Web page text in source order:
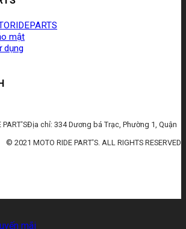
mật
dụng
PART'SĐịa chỉ: 334 Dương bá Trạc, Phường 1, Quận
© 2021 MOTO RIDE PART'S. ALL RIGHTS RESERVED
mãi